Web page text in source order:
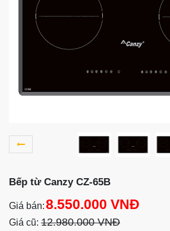
Bếp từ Canzy CZ-65B
Giá bán:8.550.000 VNĐ
Giá cũ: 12.980.000 VNĐ